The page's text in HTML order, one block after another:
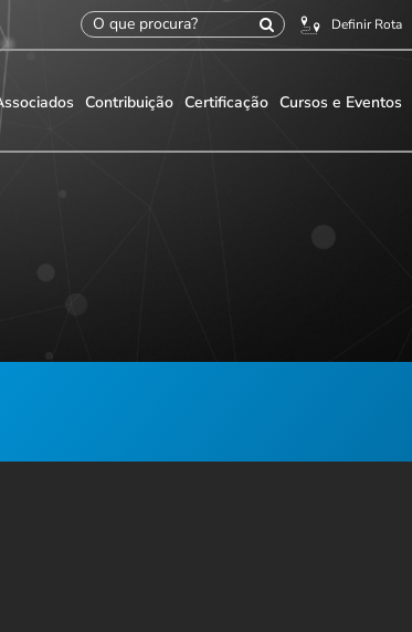
Definir Rota
Contribuição Certificação Cursos e Eventos